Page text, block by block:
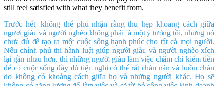
still feel satisfied with what they benefit from.
Trước hết, không thể phủ nhận rằng thu hẹp khoảng cách giữa
người giàu và người nghèo không phải là một ý tưởng tồi, nhưng nó
chưa đủ để tạo ra một cuộc sống hạnh phúc cho tất cả mọi người.
Nếu chính phủ thi hành luật giúp người giàu và người nghèo xích
lại gần nhau hơn, thì những người giàu làm việc chăm chỉ kiếm tiền
để có cuộc sống đầy đủ tiện nghi có thể rất chán nản và buồn chán
do không có khoảng cách giữa họ và những người khác. Họ sẽ